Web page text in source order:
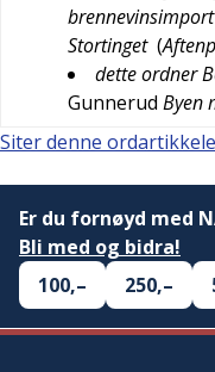
Stortinget (
dette ordner
Gunnerud Byen
Siter denne
Er du fornøyd med
Bli med og bidra!
100,–
250,–